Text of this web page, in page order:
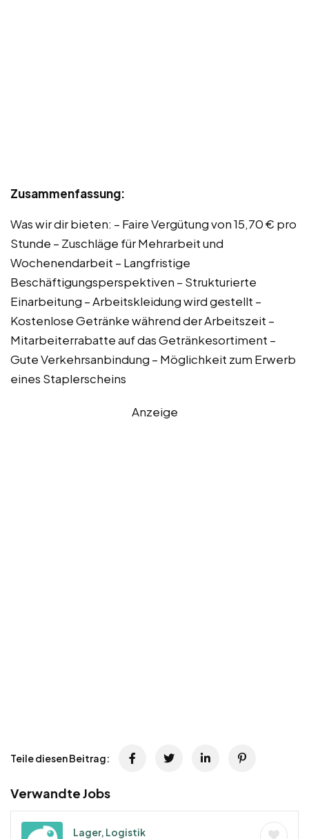
Zusammenfassung:
Was wir dir bieten: – Faire Vergütung von 15,70 € pro
Stunde – Zuschläge für Mehrarbeit und
Wochenendarbeit – Langfristige
Beschäftigungsperspektiven – Strukturierte
Einarbeitung – Arbeitskleidung wird gestellt –
Kostenlose Getränke während der Arbeitszeit –
Mitarbeiterrabatte auf das Getränkesortiment –
Gute Verkehrsanbindung – Möglichkeit zum Erwerb
eines Staplerscheins
Anzeige
Teile diesen Beitrag:
Verwandte Jobs
Lager, Logistik